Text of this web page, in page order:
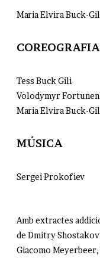
Maria Elvira Buck-
Tess Buck Gili
Volodymyr
Maria Elvira Buck-
MÚSICA​
Sergei Prokofiev​
Amb extractes
de Dmitry
Giacomo